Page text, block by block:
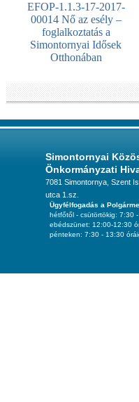
EFOP-1.1.3-17-2017-
00014 Nő az esély –
foglalkoztatás a
Simontornyai Idősek
Otthonában
Simontornyai
Önkormányzati
7081 Simontornya, Szent
utca 1.sz.
Ügyfélfogadás a
hétfőtől - csütörtökig: 7:30
ebédszünet: 12:00-12:30
pénteken: 7:30 - 13:30